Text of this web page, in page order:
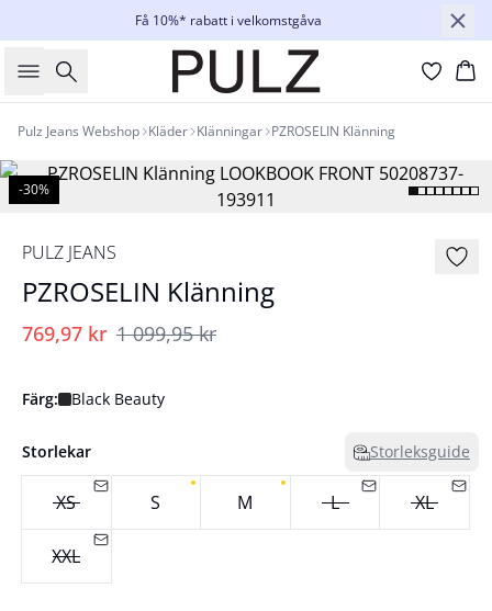
Få 10%* rabatt i velkomstgåva
Sök
Pulz Jeans Webshop Kläder Klänningar PZROSELIN Klänning
-30%
PULZ JEANS
PZROSELIN Klänning
769,97 kr 1 099,95 kr
Färg: Black Beauty
Storlekar Storleksguide
XS S M L XL
XXL